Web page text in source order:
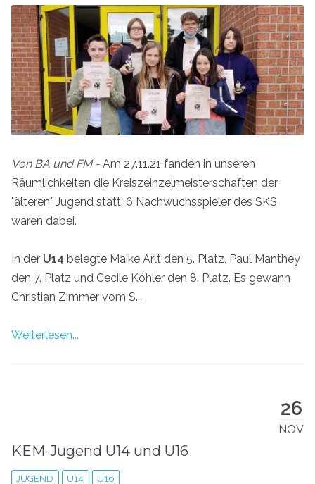
Von BA und FM - Am 27.11.21 fanden in unseren
Räumlichkeiten die Kreiszeinzelmeisterschaften der
"älteren" Jugend statt. 6 Nachwuchsspieler des SKS
waren dabei.
In der U14 belegte Maike Arlt den 5. Platz, Paul Manthey
den 7. Platz und Cecile Köhler den 8. Platz. Es gewann
Christian Zimmer vom S...
Weiterlesen...
26
NOV
KEM-Jugend U14 und U16
JUGEND U14 U16